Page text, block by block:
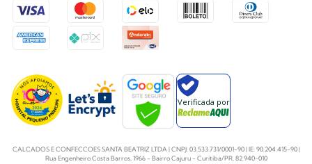
Verificada por
CALCADOS E CONFECCOES SANTA BEATRIZ LTDA | CNPJ: 03.533.731/0001-90 | IE: 90.204.415-90 |
Rua Engenheiro Costa Barros, 1966 - Bairro Cajuru - Curitiba/PR, 82.940-010